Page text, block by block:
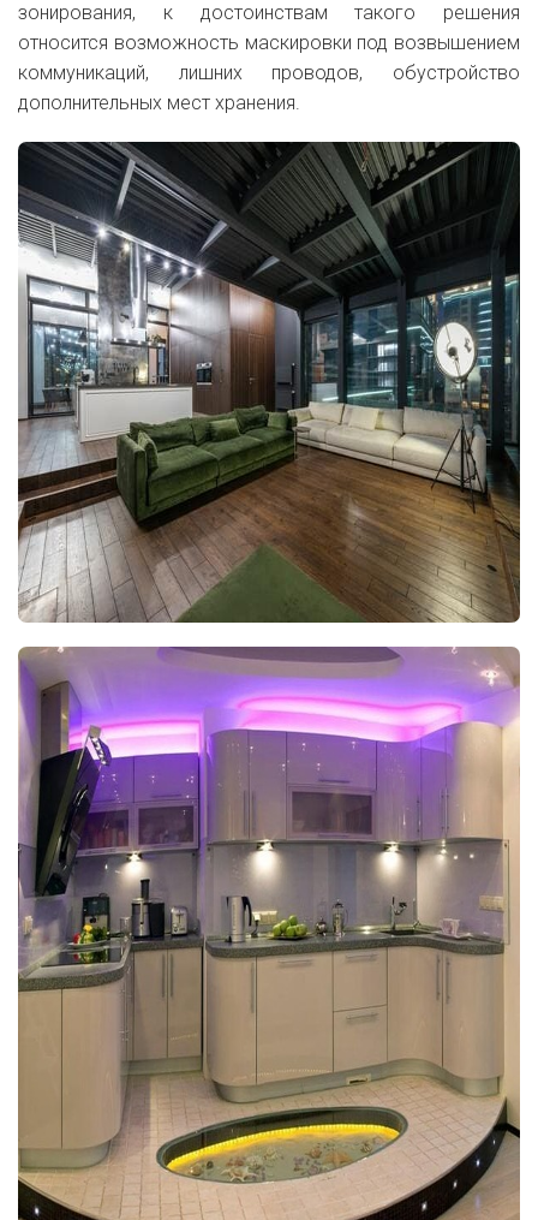
зонирования, к достоинствам такого решения
относится возможность маскировки под возвышением
коммуникаций, лишних проводов, обустройство
дополнительных мест хранения.